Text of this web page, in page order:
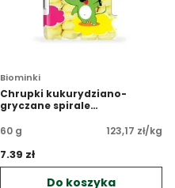
Biominki
Chrupki kukurydziano-
gryczane spirale
60 g
123,17 zł/kg
7.39 zł
Do koszyka